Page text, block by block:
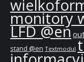
monitory
LFD @en
stand @en Textmodul